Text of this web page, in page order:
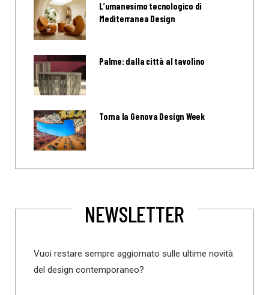
L’umanesimo tecnologico di
Mediterranea Design
Palme: dalla città al tavolino
Torna la Genova Design Week
NEWSLETTER
Vuoi restare sempre aggiornato sulle ultime novità
del design contemporaneo?